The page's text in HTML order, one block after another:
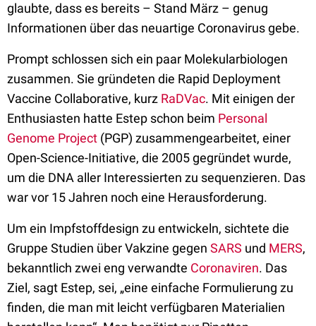
glaubte, dass es bereits – Stand März – genug
Informationen über das neuartige Coronavirus gebe.
Prompt schlossen sich ein paar Molekularbiologen
zusammen. Sie gründeten die Rapid Deployment
Vaccine Collaborative, kurz RaDVac. Mit einigen der
Enthusiasten hatte Estep schon beim Personal
Genome Project (PGP) zusammengearbeitet, einer
Open-Science-Initiative, die 2005 gegründet wurde,
um die DNA aller Interessierten zu sequenzieren. Das
war vor 15 Jahren noch eine Herausforderung.
Um ein Impfstoffdesign zu entwickeln, sichtete die
Gruppe Studien über Vakzine gegen SARS und MERS,
bekanntlich zwei eng verwandte Coronaviren. Das
Ziel, sagt Estep, sei, „eine einfache Formulierung zu
finden, die man mit leicht verfügbaren Materialien